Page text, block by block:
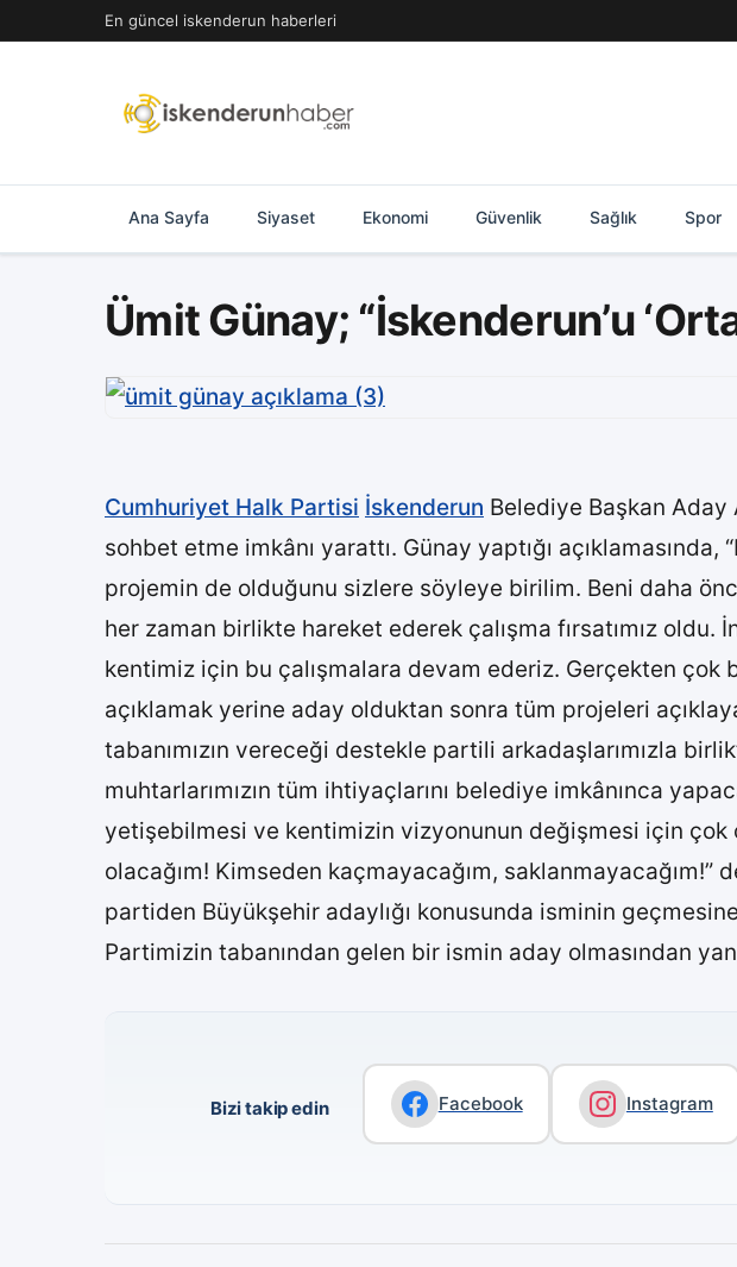
geç
En güncel iskenderun haberleri
Ana Sayfa Siyaset Ekonomi Güvenlik Sağlık Spor
Ümit Günay; “İskenderun’u
Cumhuriyet Halk Partisi İskenderun Belediye Başkan Aday
sohbet etme imkânı yarattı. Günay yaptığı
projemin de olduğunu sizlere söyleye birilim. Beni daha
her zaman birlikte hareket ederek çalışma fırsatımız
kentimiz için bu çalışmalara devam ederiz. Gerçekten
açıklamak yerine aday olduktan sonra tüm projeleri
tabanımızın vereceği destekle partili arkadaşlarımızla
muhtarlarımızın tüm ihtiyaçlarını belediye imkânınca
yetişebilmesi ve kentimizin vizyonunun değişmesi için çok
olacağım! Kimseden kaçmayacağım, saklanmayacağım!”
partiden Büyükşehir adaylığı konusunda isminin geçmesine
Partimizin tabanından gelen bir ismin aday olmasından
Bizi takip edin Facebook Instagram